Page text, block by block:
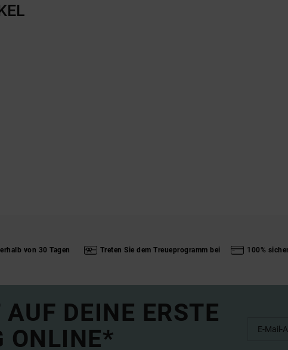
von 30 Tagen Treten Sie dem Treueprogramm bei 100%
DEINE ERSTE
ONLINE*